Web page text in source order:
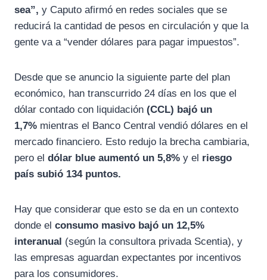
sea”, y Caputo afirmó en redes sociales que se
reducirá la cantidad de pesos en circulación y que la
gente va a “vender dólares para pagar impuestos”.
Desde que se anuncio la siguiente parte del plan
económico, han transcurrido 24 días en los que el
dólar contado con liquidación (CCL) bajó un
1,7% mientras el Banco Central vendió dólares en el
mercado financiero. Esto redujo la brecha cambiaria,
pero el dólar blue aumentó un 5,8% y el riesgo
país subió 134 puntos.
Hay que considerar que esto se da en un contexto
donde el consumo masivo bajó un 12,5%
interanual (según la consultora privada Scentia), y
las empresas aguardan expectantes por incentivos
para los consumidores.